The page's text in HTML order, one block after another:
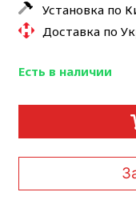
Установка по
Доставка по
Есть в наличии